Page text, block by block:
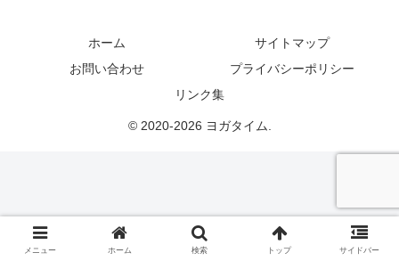
ホーム
サイトマップ
お問い合わせ
プライバシーポリシー
リンク集
© 2020-2026 ヨガタイム.
メニュー ホーム 検索 トップ サイドバー